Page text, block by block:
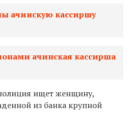
ачинскую кассиршу
ачинская кассирша
ищет женщину,
из банка крупной